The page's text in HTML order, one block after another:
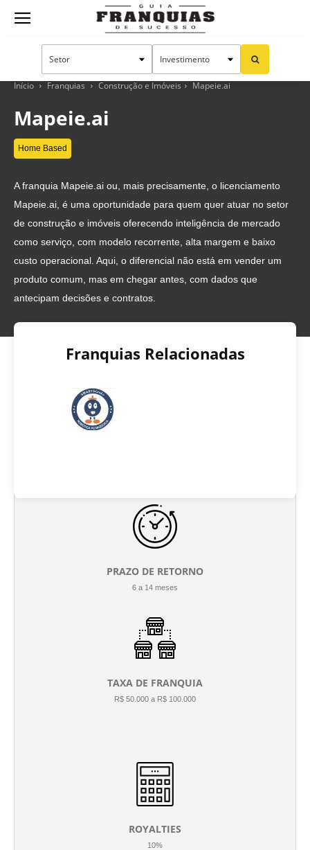
Guia
Franquias
Sucesso
Início Franquias Construção e Imóveis Mapeie.ai
Mapeie.ai
Home Based
A franquia Mapeie.ai ou, mais precisamente, o licenciamento
Mapeie.ai, é uma oportunidade para quem quer atuar no setor
de construção e imóveis oferecendo inteligência de mercado
como serviço, com modelo recorrente, alta margem e baixo
custo operacional. Aqui, o diferencial não está em vender um
produto comum, mas em chegar antes, com dados que
antecipam decisões e contratos.
Franquias Relacionadas
PRAZO DE RETORNO
6 a 14 meses
TAXA DE FRANQUIA
R$ 50.000 a R$ 100.000
ROYALTIES
10%